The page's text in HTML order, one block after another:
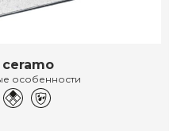
ceramo
особенности